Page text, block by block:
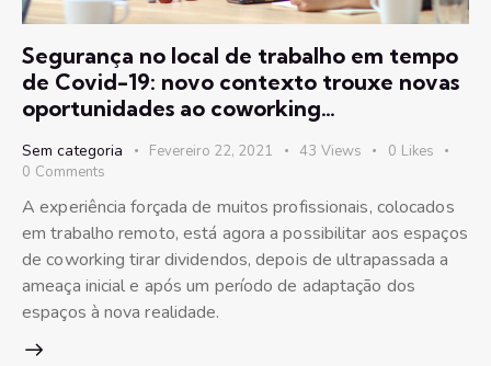
Segurança no local de trabalho em tempo
de Covid-19: novo contexto trouxe novas
oportunidades ao coworking…
Sem categoria Fevereiro 22, 2021 43 Views 0 Likes
0 Comments
A experiência forçada de muitos profissionais, colocados
em trabalho remoto, está agora a possibilitar aos espaços
de coworking tirar dividendos, depois de ultrapassada a
ameaça inicial e após um período de adaptação dos
espaços à nova realidade.